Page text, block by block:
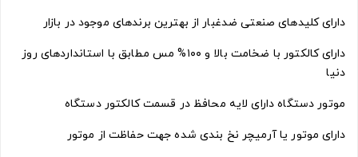
دارای کلیدهای صنعتی ضدغبار از بهترین برندهای موجود در بازار
دارای کالکتور با ضخامت بالا و ۱۰۰% مس مطابق با استانداردهای روز
دنیا
موتور دستگاه دارای لایه محافظ در قسمت کالکتور دستگاه
دارای موتور یا آرمیچر نخ بندی شده جهت حفاظت از موتور